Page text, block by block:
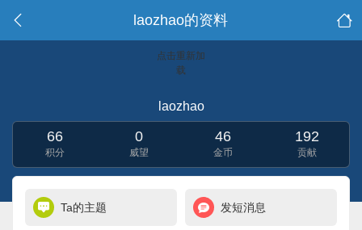
laozhao的资料
点击重新加
载
laozhao
66
积分
0
威望
46
金币
192
贡献
Ta的主题 发短消息